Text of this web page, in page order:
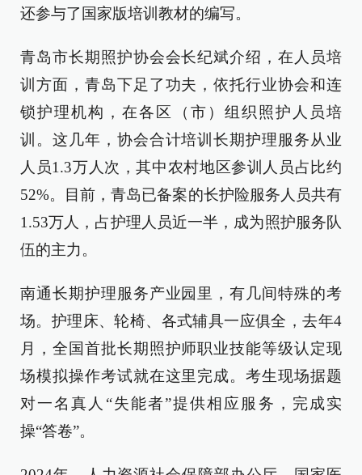
还参与了国家版培训教材的编写。
青岛市长期照护协会会长纪斌介绍，在人员培
训方面，青岛下足了功夫，依托行业协会和连
锁护理机构，在各区（市）组织照护人员培
训。这几年，协会合计培训长期护理服务从业
人员1.3万人次，其中农村地区参训人员占比约
52%。目前，青岛已备案的长护险服务人员共有
1.53万人，占护理人员近一半，成为照护服务队
伍的主力。
南通长期护理服务产业园里，有几间特殊的考
场。护理床、轮椅、各式辅具一应俱全，去年4
月，全国首批长期照护师职业技能等级认定现
场模拟操作考试就在这里完成。考生现场据题
对一名真人“失能者”提供相应服务，完成实
操“答卷”。